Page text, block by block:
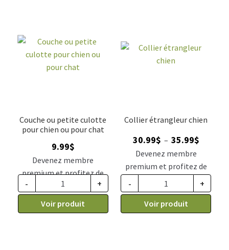
Couche ou petite culotte
pour chien ou pour chat
9.99$
Devenez membre
premium et profitez de
ce prix rabais : 8.24$ CA
-
+
Voir produit
Collier étrangleur chien
30.99$ – 35.99$Plage
prix :
30.99$
à
Devenez membre
premium et profitez de
ce prix rabais : 25.57$ CA
-
+
Voir produit